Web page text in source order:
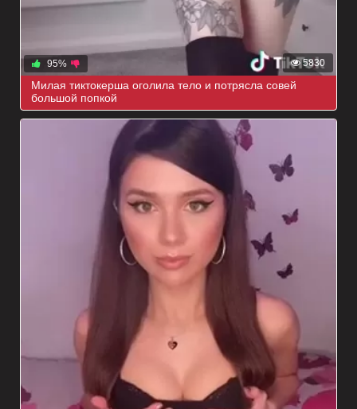
5830
95%
Милая тиктокерша оголила тело и потрясла совей
большой попкой